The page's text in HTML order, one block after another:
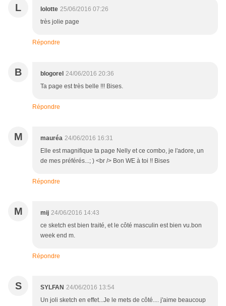
L lolotte 25/06/2016 07:26
très jolie page
Répondre
B blogorel 24/06/2016 20:36
Ta page est très belle !!! Bises.
Répondre
M mauréa 24/06/2016 16:31
Elle est magnifique ta page Nelly et ce combo, je l'adore, un
de mes préférés...; ) <br /> Bon WE à toi !! Bises
Répondre
M mij 24/06/2016 14:43
ce sketch est bien traité, et le côté masculin est bien vu.bon
week end m.
Répondre
S SYLFAN 24/06/2016 13:54
Un joli sketch en effet...Je le mets de côté.... j'aime beaucoup